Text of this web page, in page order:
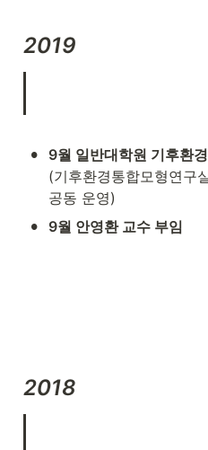
2019
•
9월 일반대학원 기후환
(기후환경통합모형연구
공동 운영)
• 9월 안영환 교수 부임
2018